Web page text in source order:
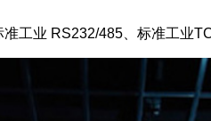
业 RS232/485、标准工业